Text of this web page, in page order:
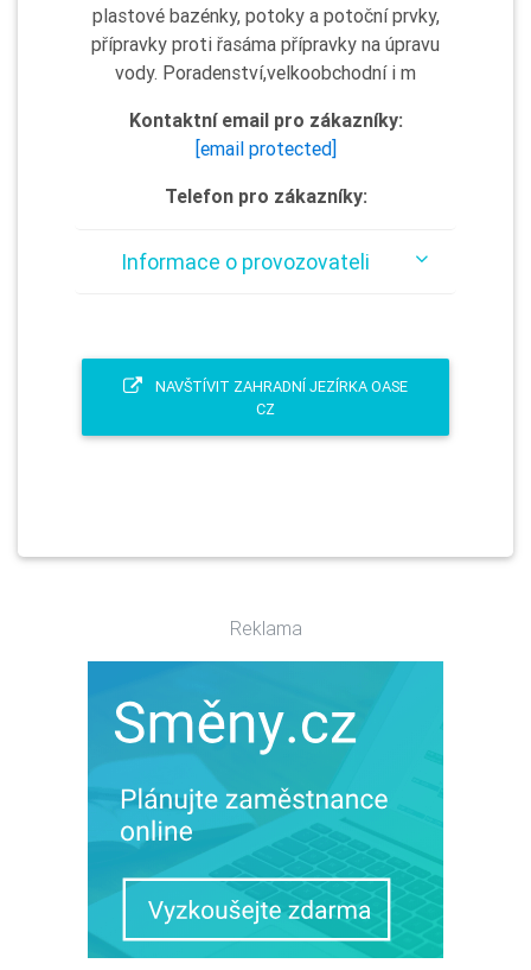
plastové bazénky, potoky a potoční prvky,
přípravky proti řasáma přípravky na úpravu
vody. Poradenství,velkoobchodní i m
Kontaktní email pro zákazníky:
[email protected]
Telefon pro zákazníky:
Informace o provozovateli
NAVŠTÍVIT ZAHRADNÍ JEZÍRKA OASE
CZ
Reklama